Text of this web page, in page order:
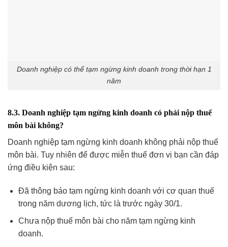
Doanh nghiệp có thể tạm ngừng kinh doanh trong thời hạn 1
năm
8.3. Doanh nghiệp tạm ngừng kinh doanh có phải nộp thuế
môn bài không?
Doanh nghiệp tạm ngừng kinh doanh không phải nộp thuế
môn bài. Tuy nhiên để được miễn thuế đơn vị bạn cần đáp
ứng điều kiện sau:
Đã thông báo tạm ngừng kinh doanh với cơ quan thuế
trong năm dương lịch, tức là trước ngày 30/1.
Chưa nộp thuế môn bài cho năm tạm ngừng kinh
doanh.